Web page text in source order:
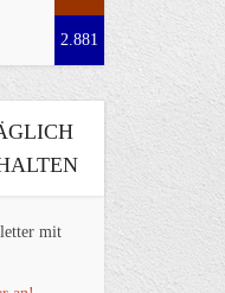
2.881
mit